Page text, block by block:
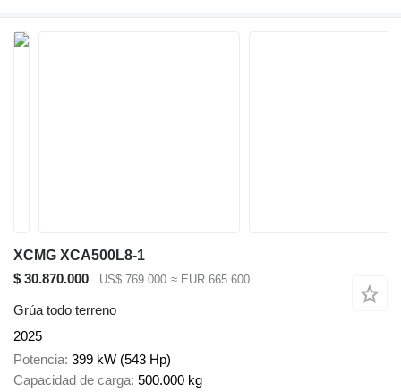
XCMG XCA500L8-1
$ 30.870.000
US$ 769.000 ≈ EUR 665.600
Grúa todo terreno
2025
Potencia 399 kW (543 Hp)
Capacidad de carga 500.000 kg